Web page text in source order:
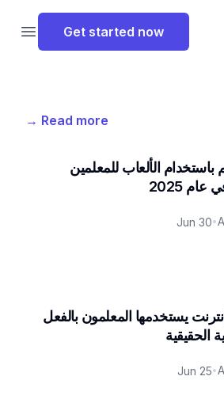
Get started now
Read more
→
الألعاب للمعلمين
2025
•
Jun 30
يستخدمها المعلمون بالفعل
الحقيقية
•
Jun 25